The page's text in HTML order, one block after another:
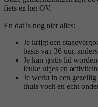
fiets en het OV.
En dat is nog niet alles:
Je krijgt een
basis van 36 uur,
Je kan gratis lid
leuke uitjes en
Je werkt in een
thuis voelt en echt